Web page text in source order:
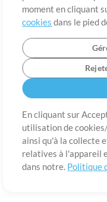
moment en cliquant
cookies dans le pied
En cliquant sur
utilisation de
ainsi qu'à la collecte
relatives à l'appareil
dans notre. Politique